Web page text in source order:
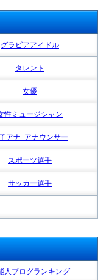
グラビアアイドル
タレント
女優
性ミュージシャン
アナ･アナウンサー
スポーツ選手
サッカー選手
人ブログランキング